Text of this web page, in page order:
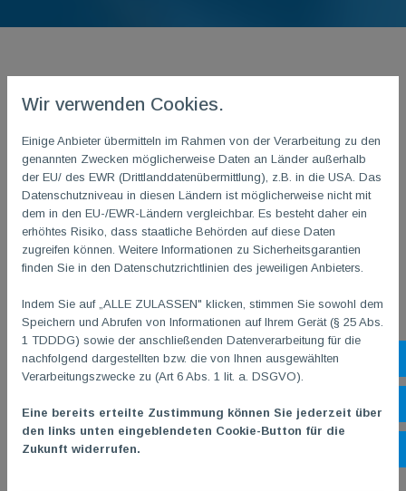
Außersportliches
Förderverein
Historie/Chronik
Mitglieder
Termine
TGM-Echo
TGM-Ferienhaus
Wir verwenden Cookies.
Einige Anbieter übermitteln im Rahmen von der Verarbeitung zu den
genannten Zwecken möglicherweise Daten an Länder außerhalb
der EU/ des EWR (Drittlanddatenübermittlung), z.B. in die USA. Das
Datenschutzniveau in diesen Ländern ist möglicherweise nicht mit
dem in den EU-/EWR-Ländern vergleichbar. Es besteht daher ein
erhöhtes Risiko, dass staatliche Behörden auf diese Daten
zugreifen können. Weitere Informationen zu Sicherheitsgarantien
finden Sie in den Datenschutzrichtlinien des jeweiligen Anbieters.
Indem Sie auf „ALLE ZULASSEN" klicken, stimmen Sie sowohl dem
Speichern und Abrufen von Informationen auf Ihrem Gerät (§ 25 Abs.
1 TDDDG) sowie der anschließenden Datenverarbeitung für die
nachfolgend dargestellten bzw. die von Ihnen ausgewählten
Verarbeitungszwecke zu (Art 6 Abs. 1 lit. a. DSGVO).
Eine bereits erteilte Zustimmung können Sie jederzeit über
den links unten eingeblendeten Cookie-Button für die
Zukunft widerrufen.